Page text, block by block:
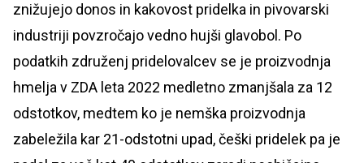
znižujejo donos in kakovost pridelka in pivovarski
industriji povzročajo vedno hujši glavobol. Po
podatkih združenj pridelovalcev se je proizvodnja
hmelja v ZDA leta 2022 medletno zmanjšala za 12
odstotkov, medtem ko je nemška proizvodnja
zabeležila kar 21-odstotni upad, češki pridelek pa je